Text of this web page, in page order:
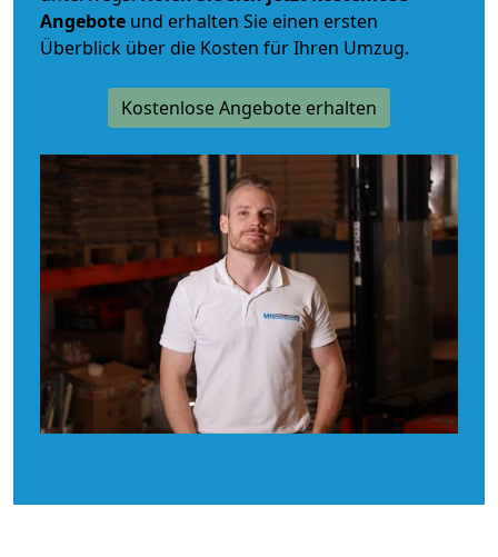
Angebote und erhalten Sie einen ersten
Überblick über die Kosten für Ihren Umzug.
Kostenlose Angebote erhalten